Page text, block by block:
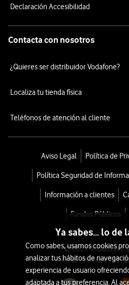
Declaración Accesibilidad
Contacta con nosotros
¿Quieres ser distribuidor Vodafone?
Localiza tu tienda física
Teléfonos de atención al cliente
Aviso Legal Política de
Política Seguridad de
Información a clientes
Fondos Públicos
© 2026 Vodafone
Avda. América 115,
Ya sabes... lo de
Como sabes, usamos cookies
analizar tus hábitos de
experiencia de usuario
adaptada a tus preferencia. Al